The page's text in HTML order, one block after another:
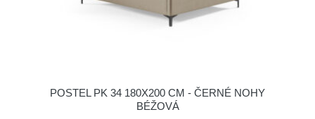
POSTEL PK 34 180X200 CM - ČERNÉ NOHY
BÉŽOVÁ